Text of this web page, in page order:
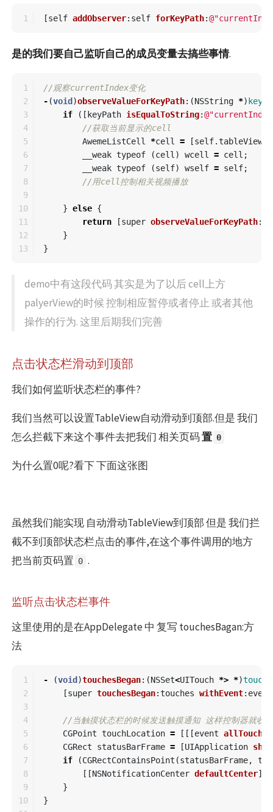
[self addObserver: self forKeyPath:
是的我们要自己监听自己的成员变量去搞些事情.
1
2
3
4
5
6
7
8
9
10
11
12
//观察currentIndex变化
- (void )observeValueForKeyPath:(NSString *)
if
([ keyPath isEqualToString:
//获取当前显示的cell
AwemeListCell
*cell = [self.tableView
__weak typeof (cell) wcell = cell ;
__weak typeof (self) wself = self;
//用cell控制相关视频播放
} else {
return
[super observeValueForKeyPath:
}
}
demo中有这段代码 其实是为了以后 cell上方
palyerView的时候 控制相应暂停或者停止 或者其他
操作的行为. 这里后期我们完善
点击状态栏滑动到顶部
我们如何监听状态栏的事件?
我们当然可以设置TableView自动滑动到顶部.但是 我们
怎么拦截下来这个事件去把我们 相关页码置 0
为什么置0呢?看下 下面这张图
虽然我们能实现 自动滑动TableView到顶部 但是 我们拦
截不到顶部状态栏点击的事件,在这个事件调用的地方
把当前页码置 0 .
监听点击状态栏事件
这里使用的是在AppDelegate 中 复写 touchesBagan:方
法
1
2
3
4
5
6
7
8
9
10
- (void )touchesBegan:(NSSet<UITouch *> *)
[super touchesBegan:touches withEvent: event
//当触摸状态栏的时候发送触摸通知 这样控制器就收
CGPoint touchLocation = [[[event allTouches
CGRect
statusBarFrame = [UIApplication
if
(CGRectContainsPoint (statusBarFrame,
[[NSNotificationCenter defaultCenter]
}
}